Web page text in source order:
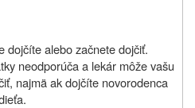
dojčíte alebo začnete dojčiť.
neodporúča a lekár môže vašu
najmä ak dojčíte novorodenca